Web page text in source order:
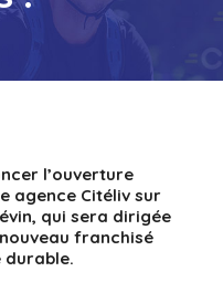
l’ouverture
agence Citéliv sur
qui sera dirigée
franchisé
durable.